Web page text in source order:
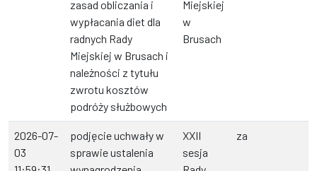
zasad obliczania i
wypłacania diet dla
radnych Rady
Miejskiej w Brusach i
należności z tytułu
zwrotu kosztów
podróży służbowych
Miejskiej
w
Brusach
2026-07-
03
podjęcie uchwały w
sprawie ustalenia
XXII
sesja
za